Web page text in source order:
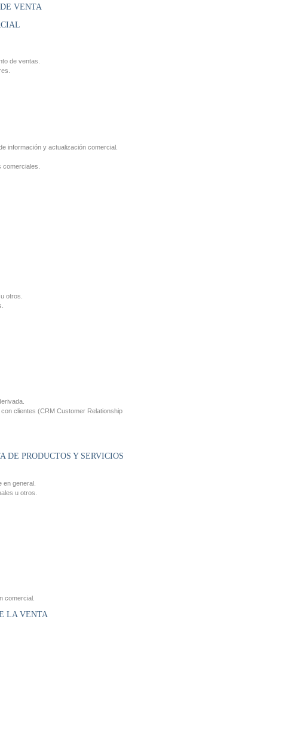
VENTA
de ventas.
información y actualización comercial.
otros.
clientes (CRM Customer Relationship
PRODUCTOS Y SERVICIOS
en general.
u otros.
comercial.
LA VENTA